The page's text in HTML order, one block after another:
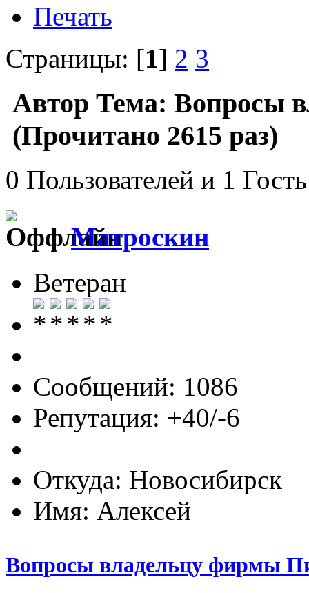
Печать
Страницы: [1] 2 3
Автор Тема: Вопросы
(Прочитано 2615 раз)
0 Пользователей и 1
Матроскин
Ветеран
Сообщений: 1086
Репутация: +40/-6
Откуда: Новосибирск
Имя: Алексей
Вопросы владельцу фирмы